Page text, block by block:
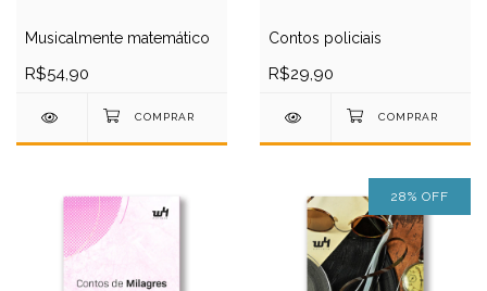
Musicalmente matemático
R$54,90
Contos policiais
R$29,90
28% OFF